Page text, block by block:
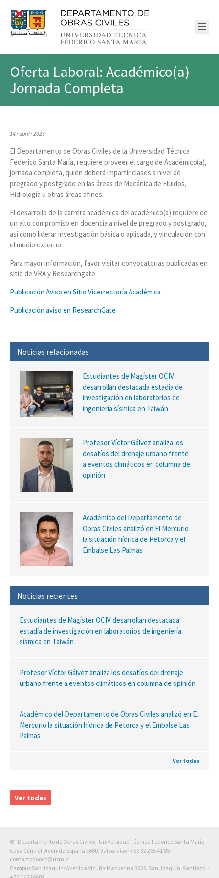
☰
Oferta Laboral: Académico(a)
Jornada Completa
14 · abril · 2023
El Departamento de Obras Civiles de la Universidad Técnica
Federico Santa María, requiere proveer el cargo de Académico(a),
jornada completa, quien deberá impartir clases a nivel de
pregrado y postgrado en las áreas de Mecánica de Fluidos,
Hidrología u otras áreas afines.
El desarrollo de la carrera académica del académico(a) requiere de
un alto compromiso en docencia a nivel de pregrado y postgrado,
así como liderar investigación básica o aplicada, y vinculación con
el medio externo.
Para mayor información, favor visitar convocatorias publicadas en
sitio de VRA y Researchgate:
Publicación Aviso en Sitio Vicerrectoría Académica
Publicación aviso en ResearchGate
Noticias relacionadas
Estudiantes de Magíster OCIV
desarrollan destacada estadía de
investigación en laboratorios de
ingeniería sísmica en Taiwán
Profesor Víctor Gálvez analiza los
desafíos del drenaje urbano frente
a eventos climáticos en columna de
opinión
Académico del Departamento de
Obras Civiles analizó en El Mercurio
la situación hídrica de Petorca y el
Embalse Las Palmas
Noticias recientes
Estudiantes de Magíster OCIV desarrollan destacada
estadía de investigación en laboratorios de ingeniería
sísmica en Taiwán
Profesor Víctor Gálvez analiza los desafíos del drenaje
urbano frente a eventos climáticos en columna de opinión
Académico del Departamento de Obras Civiles analizó en El
Mercurio la situación hídrica de Petorca y el Embalse Las
Palmas
Ver todas
Ver todas
© · Departamento de Obras Civiles · Universidad Técnica Federico Santa María
Casa Central: Avenida España 1680, Valparaíso · +56 32 265 41 85 ·
contactodoocc@usm.cl
Campus San Joaquín: Avenida Vicuña Mackenna 3939, San Joaquín, Santiago. ·